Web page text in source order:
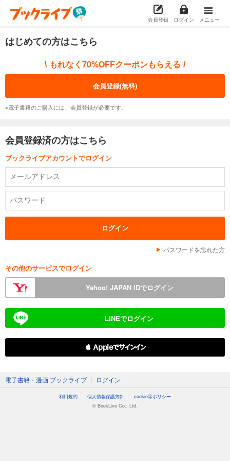
会員登録 ログイン メニュー
はじめての方はこちら
\ もれなく70%OFFクーポンもらえる /
会員登録(無料)
※電子書籍のご購入には、会員登録が必要です。
会員登録済の方はこちら
ブックライブアカウントでログイン
パスワードを忘れた方
その他のサービスでログイン
Yahoo! JAPAN IDでログイン
LINEでログイン
 Appleでサインイン
電子書籍・漫画 ブックライブ 〉 ログイン
利用規約 個人情報保護方針
cookie等ポリシー
© BookLive Co., Ltd.